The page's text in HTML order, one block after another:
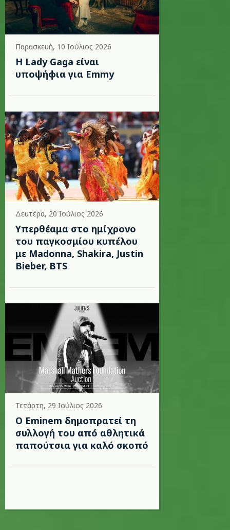
Παρασκευή, 10 Ιούλιος 2026
Η Lady Gaga είναι
υποψήφια για Emmy
Δευτέρα, 20 Ιούλιος 2026
Υπερθέαμα στο ημίχρονο
του παγκοσμίου κυπέλου
με Madonna, Shakira, Justin
Bieber, BTS
Τετάρτη, 29 Ιούλιος 2026
Ο Eminem δημοπρατεί τη
συλλογή του από αθλητικά
παπούτσια για καλό σκοπό